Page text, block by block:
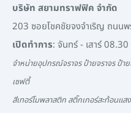
บริษัท สยามทราฟฟิค จำกัด
203 ซอยโชคชัยจงจำเริญ ถนนพ
เปิดทำการ: จันทร์ - เสาร์
จำหน่ายอุปกรณ์จราจร ป้ายจราจร ป้า
เซฟตี้
สีเทอร์โมพลาสติก สติ๊กเกอร์สะท้อนแ